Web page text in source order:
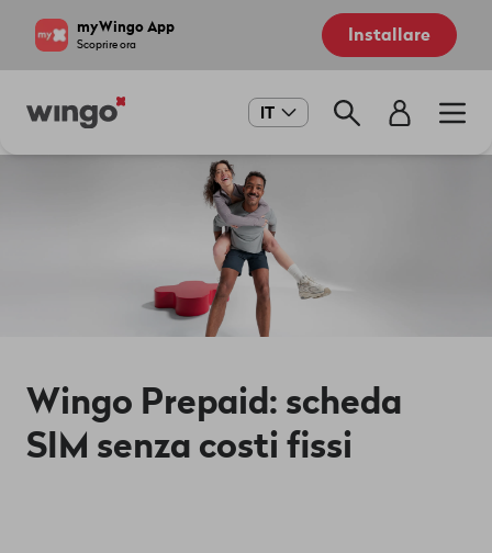
myWingo App
Scoprire ora Installare
Main
IT
Wingo Prepaid: scheda
SIM senza costi fissi